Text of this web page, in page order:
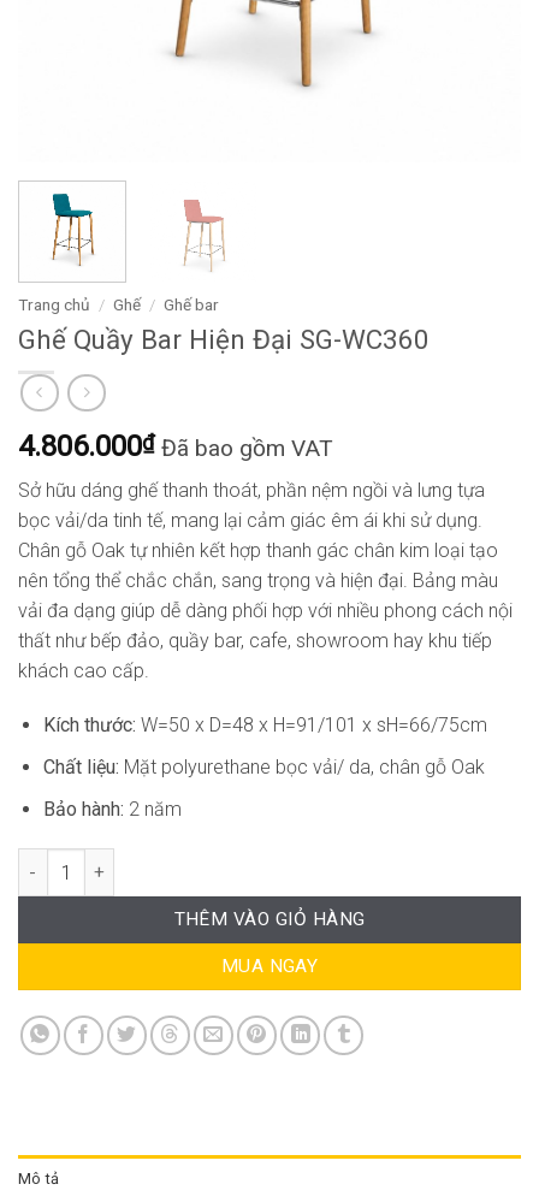
Trang chủ / Ghế / Ghế bar
Ghế Quầy Bar Hiện Đại SG-WC360
4.806.000₫ Đã bao gồm VAT
Sở hữu dáng ghế thanh thoát, phần nệm ngồi và lưng tựa
bọc vải/da tinh tế, mang lại cảm giác êm ái khi sử dụng.
Chân gỗ Oak tự nhiên kết hợp thanh gác chân kim loại tạo
nên tổng thể chắc chắn, sang trọng và hiện đại. Bảng màu
vải đa dạng giúp dễ dàng phối hợp với nhiều phong cách nội
thất như bếp đảo, quầy bar, cafe, showroom hay khu tiếp
khách cao cấp.
Kích thước: W=50 x D=48 x H=91/101 x sH=66/75cm
Chất liệu: Mặt polyurethane bọc vải/ da, chân gỗ Oak
Bảo hành: 2 năm
Ghế Quầy Bar Hiện Đại SG-WC360 số lượng
THÊM VÀO GIỎ HÀNG
MUA NGAY
Mô tả